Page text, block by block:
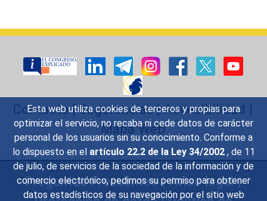
Esta web utiliza cookies de terceros y propias para
optimizar el servicio, no recaba ni cede datos de carácter
personal de los usuarios sin su conocimiento. Conforme a
lo dispuesto en el artículo 22.2 de la Ley 34/2002 , de 11
de julio, de servicios de la sociedad de la información y de
comercio electrónico, pedimos su permiso para obtener
datos estadísticos de su navegación por el sitio web
Contacto|Sugerencias|Accesibilidad |
Mapa Web
Preguntas Frecuentes|Aviso legal|